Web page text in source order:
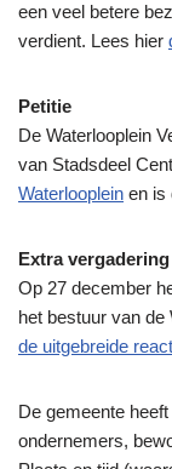
een veel betere
verdient. Lees hier
Petitie
De Waterlooplein
van Stadsdeel
Waterlooplein en is
Extra vergadering
Op 27 december
het bestuur van de
de uitgebreide
De gemeente
ondernemers,